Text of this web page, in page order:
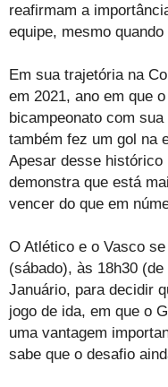
reafirmam a
equipe, mesmo
Em sua trajetória na
em 2021, ano em que
bicampeonato com
também fez um gol na
Apesar desse
demonstra que está
vencer do que em
O Atlético e o Vasco
(sábado), às 18h30
Januário, para decidir
jogo de ida, em que o
uma vantagem
sabe que o desafio